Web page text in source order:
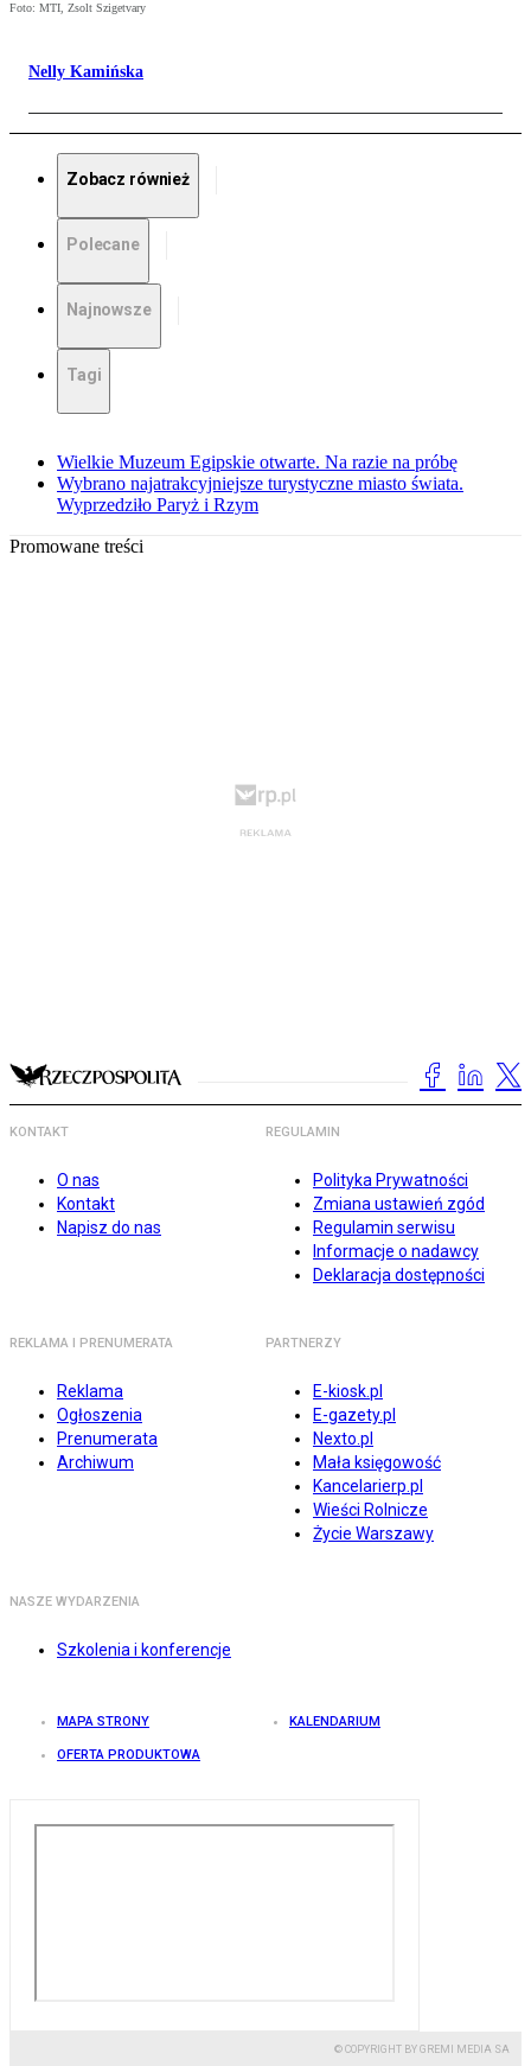
Foto: MTI, Zsolt Szigetvary
Nelly Kamińska
Zobacz również
Polecane
Najnowsze
Tagi
Wielkie Muzeum Egipskie otwarte. Na razie na próbę
Wybrano najatrakcyjniejsze turystyczne miasto świata.
Wyprzedziło Paryż i Rzym
Promowane treści
KONTAKT
O nas
Kontakt
Napisz do nas
REGULAMIN
Polityka Prywatności
Zmiana ustawień zgód
Regulamin serwisu
Informacje o nadawcy
Deklaracja dostępności
REKLAMA I PRENUMERATA
Reklama
Ogłoszenia
Prenumerata
Archiwum
PARTNERZY
E-kiosk.pl
E-gazety.pl
Nexto.pl
Mała księgowość
Kancelarierp.pl
Wieści Rolnicze
Życie Warszawy
NASZE WYDARZENIA
Szkolenia i konferencje
MAPA STRONY KALENDARIUM
OFERTA PRODUKTOWA
© COPYRIGHT BY GREMI MEDIA SA